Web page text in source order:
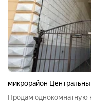
микрорайон
Продам однокомнатную